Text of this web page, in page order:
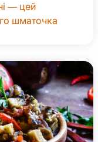
— цей
шматочка